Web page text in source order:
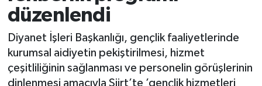
düzenlendi
Diyanet İşleri Başkanlığı, gençlik faaliyetlerinde
kurumsal aidiyetin pekiştirilmesi, hizmet
çeşitliliğinin sağlanması ve personelin görüşlerinin
dinlenmesi amacıyla Siirt’te ’gençlik hizmetleri
KÜLTÜR-SANAT
Son Dakika Haberleri